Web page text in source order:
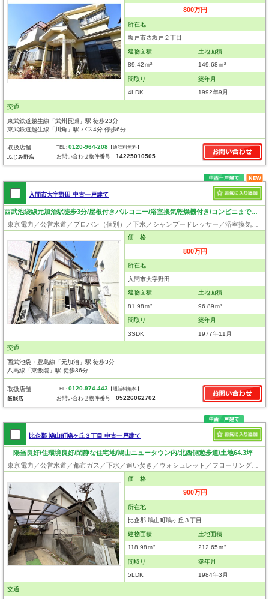
800万円
所在地
坂戸市西坂戸２丁目
建物面積
89.42ｍ²
土地面積
149.68ｍ²
間取り
4LDK
築年月
1992年9月
交通
東武鉄道越生線「武州長瀬」駅 徒歩23分
東武鉄道越生線「川角」駅 バス4分 停歩6分
取扱店舗
ふじみ野店
TEL :0120-964-208 【通話料無料】
お問い合わせ物件番号：14225010505
入間市大字野田 中古一戸建て
西武池袋線元加治駅徒歩3分/屋根付きバルコニー/浴室換気乾燥機付き/コンビニまで徒歩1分圏内/閑静な住宅地
価 格
800万円
所在地
入間市大字野田
建物面積
81.98ｍ²
土地面積
96.89ｍ²
間取り
3SDK
築年月
1977年11月
交通
西武池袋・豊島線「元加治」駅 徒歩3分
八高線「東飯能」駅 徒歩36分
取扱店舗
飯能店
TEL :0120-974-443 【通話料無料】
お問い合わせ物件番号：05226062702
比企郡 鳩山町鳩ヶ丘３丁目 中古一戸建て
陽当良好/住環境良好/閑静な住宅地/鳩山ニュータウン内/北西側遊歩道/土地64.3坪
価 格
900万円
所在地
比企郡 鳩山町鳩ヶ丘３丁目
建物面積
118.98ｍ²
土地面積
212.65ｍ²
間取り
5LDK
築年月
1984年3月
交通